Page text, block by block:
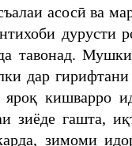
асосӣ ва
дурусти
тавонад.
дар гирифтани
кишварро
зиёде гашта,
зимоми